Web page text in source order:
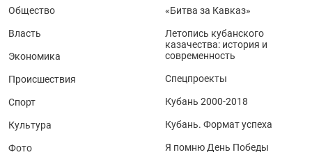
Общество
Власть
Экономика
Происшествия
Спорт
Культура
Фото
«Битва за Кавказ»
Летопись кубанского
казачества: история и
современность
Спецпроекты
Кубань 2000-2018
Кубань. Формат успеха
Я помню День Победы